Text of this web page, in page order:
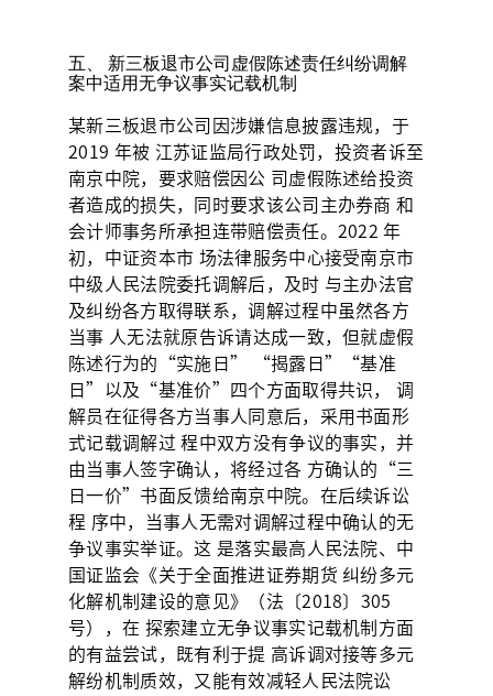
五、 新三板退市公司虚假陈述责任纠纷调解
案中适用无争议事实记载机制
某新三板退市公司因涉嫌信息披露违规，于
2019 年被 江苏证监局行政处罚，投资者诉至
南京中院，要求赔偿因公 司虚假陈述给投资
者造成的损失，同时要求该公司主办券商 和
会计师事务所承担连带赔偿责任。2022 年
初，中证资本市 场法律服务中心接受南京市
中级人民法院委托调解后，及时 与主办法官
及纠纷各方取得联系，调解过程中虽然各方
当事 人无法就原告诉请达成一致，但就虚假
陈述行为的“实施日” “揭露日”“基准
日”以及“基准价”四个方面取得共识， 调
解员在征得各方当事人同意后，采用书面形
式记载调解过 程中双方没有争议的事实，并
由当事人签字确认，将经过各 方确认的“三
日一价”书面反馈给南京中院。在后续诉讼
程 序中，当事人无需对调解过程中确认的无
争议事实举证。这 是落实最高人民法院、中
国证监会《关于全面推进证券期货 纠纷多元
化解机制建设的意见》（法〔2018〕305
号），在 探索建立无争议事实记载机制方面
的有益尝试，既有利于提 高诉调对接等多元
解纷机制质效，又能有效减轻人民法院讼